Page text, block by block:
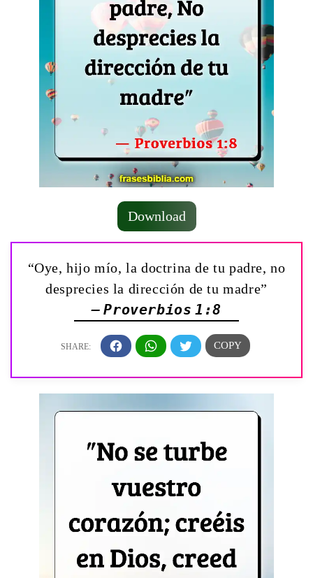
Download
“Oye, hijo mío, la doctrina de tu padre, no
desprecies la dirección de tu madre”
— Proverbios 1:8